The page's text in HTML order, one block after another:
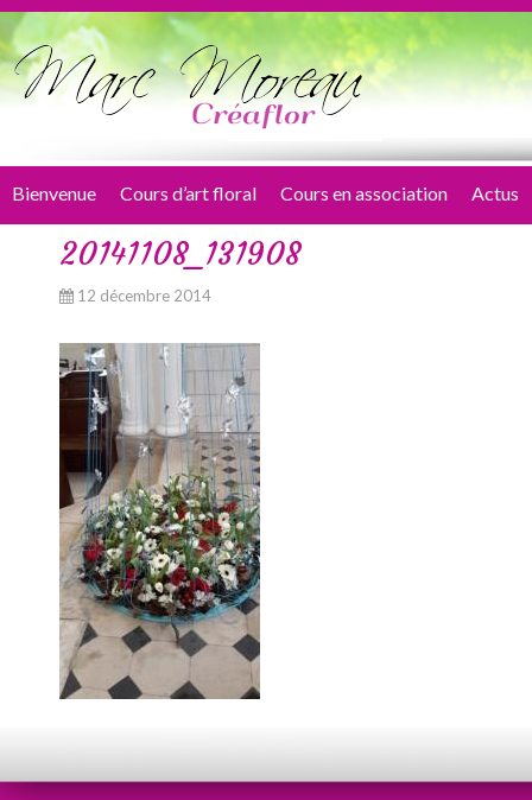
Bienvenue Cours d’art floral Cours en association Actus
20141108_131908
12 décembre 2014